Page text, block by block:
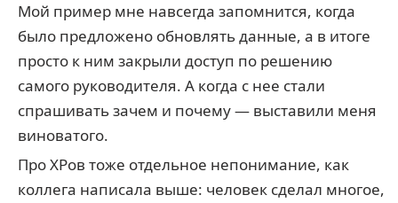
Мой пример мне навсегда запомнится, когда
было предложено обновлять данные, а в итоге
просто к ним закрыли доступ по решению
самого руководителя. А когда с нее стали
спрашивать зачем и почему — выставили меня
виноватого.
Про ХРов тоже отдельное непонимание, как
коллега написала выше: человек сделал многое,